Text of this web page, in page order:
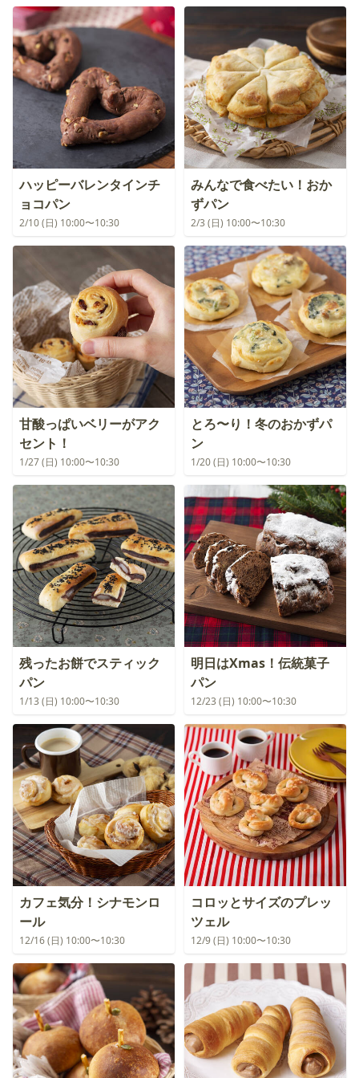
ハッピーバレンタインチ
ョコパン
2/10 (日) 10:00〜10:30
みんなで食べたい！おか
ずパン
2/3 (日) 10:00〜10:30
甘酸っぱいベリーがアク
セント！
1/27 (日) 10:00〜10:30
とろ〜り！冬のおかずパ
ン
1/20 (日) 10:00〜10:30
残ったお餅でスティック
パン
1/13 (日) 10:00〜10:30
明日はXmas！伝統菓子
パン
12/23 (日) 10:00〜10:30
カフェ気分！シナモンロ
ール
12/16 (日) 10:00〜10:30
コロッとサイズのプレッ
ツェル
12/9 (日) 10:00〜10:30